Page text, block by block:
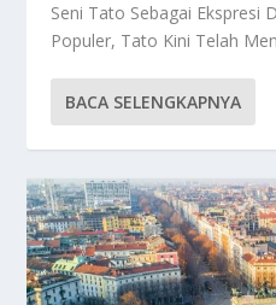
Seni Tato Sebagai Ekspresi
Populer, Tato Kini Telah
BACA SELENGKAPNYA